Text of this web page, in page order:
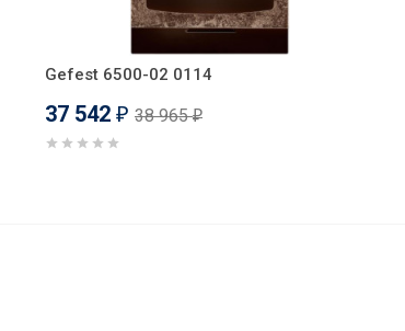
Gefest 6500-02 0114
37 542 ₽ 38 965₽